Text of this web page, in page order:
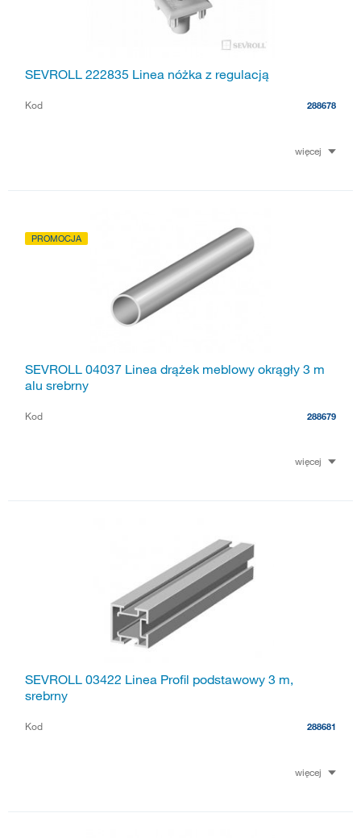
SEVROLL 222835 Linea nóżka z regulacją
Kod 288678
więcej
PROMOCJA
SEVROLL 04037 Linea drążek meblowy okrągły 3 m
alu srebrny
Kod 288679
więcej
SEVROLL 03422 Linea Profil podstawowy 3 m,
srebrny
Kod 288681
więcej